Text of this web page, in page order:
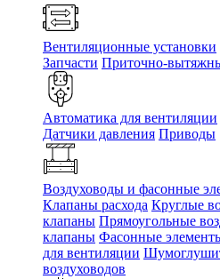
Вентиляционные установки
Запчасти Приточно-
Автоматика для вентиляции
Датчики давления Приводы
Воздуховоды и фасонные
Клапаны расхода Круглые
клапаны Прямоугольные
клапаны Фасонные
для вентиляции
воздуховодов